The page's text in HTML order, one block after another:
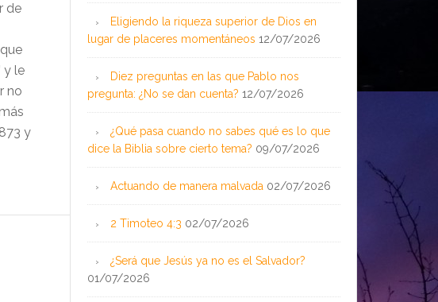
de
y le
no
y
Eligiendo la riqueza superior de Dios en
lugar de placeres momentáneos 12/07/2026
Diez preguntas en las que Pablo nos
pregunta: ¿No se dan cuenta? 12/07/2026
¿Qué pasa cuando no sabes qué es lo que
dice la Biblia sobre cierto tema? 09/07/2026
Actuando de manera malvada 02/07/2026
2 Timoteo 4:3 02/07/2026
¿Será que Jesús ya no es el Salvador?
01/07/2026